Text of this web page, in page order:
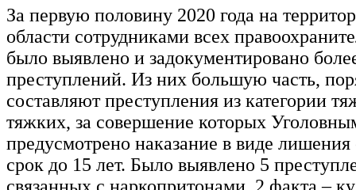
За первую половину 2020 года на
области сотрудниками всех
было выявлено и задокументировано
преступлений. Из них большую часть,
составляют преступления из категории
тяжких, за совершение которых
предусмотрено наказание в виде
срок до 15 лет. Было выявлено 5